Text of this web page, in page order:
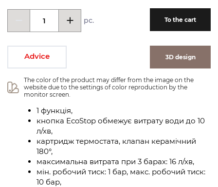
pc. To the cart
Advice 3D design
The color of the product may differ from the image on the
website due to the settings of color reproduction by the
monitor screen.
1 функція,
кнопка EcoStop обмежує витрату води до 10
л/хв,
картридж термостата, клапан керамічний
180°,
максимальна витрата при 3 барах: 16 л/хв,
мін. робочий тиск: 1 бар, макс. робочий тиск:
10 бар,